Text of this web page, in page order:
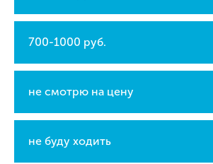
700-1000 руб.
не смотрю на цену
не буду ходить